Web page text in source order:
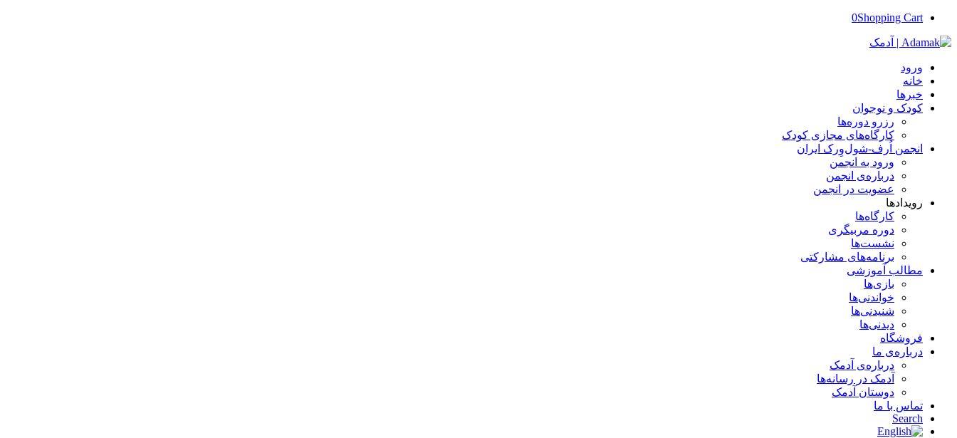
0Shopping Cart
ورود
خانه
خبرها
کودک و نوجوان
رزرو دوره‌ها
کارگاه‌های مجازی کودک
انجمن اُرف-‌شول‌وِرک ایران
ورود به انجمن
درباره‌ی انجمن
عضویت در انجمن
رویدادها
کارگاه‌ها
دوره‌ مربیگری
نشست‌ها
برنامه‌های مشارکتی
مطالب آموزشی
بازی‌ها
خواندنی‌ها
شنیدنی‌ها
دیدنی‌ها
فروشگاه
درباره‌ی ما
درباره‌ی آدمک
آدمک در رسانه‌ها
دوستان آدمک
تماس با ما
Search